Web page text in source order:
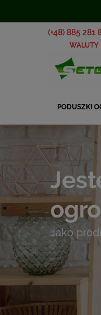
(+48) 885 281
WALUTY
PODUSZKI
Jako